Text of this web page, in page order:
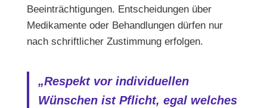
Beeinträchtigungen. Entscheidungen über
Medikamente oder Behandlungen dürfen nur
nach schriftlicher Zustimmung erfolgen.
„Respekt vor individuellen
Wünschen ist Pflicht, egal welches